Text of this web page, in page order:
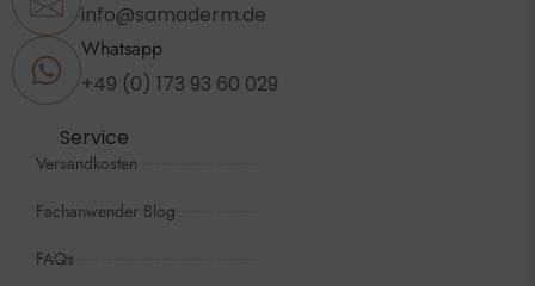
info@samaderm.de
Whatsapp
+49 (0) 173 93 60 029
Service
Versandkosten
Fachanwender Blog
FAQs